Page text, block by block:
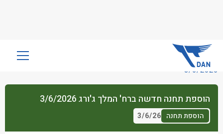
שִׂים
בְּאֲתָר
זֶה
מֻפְעֶלֶת
מַעֲרֶכֶת
נָגִישׁ
3/6/2026
הוספת תחנה חדשה ברח' המלך ג'ורג 3/6/2026
הוספת תחנה 3/6/26